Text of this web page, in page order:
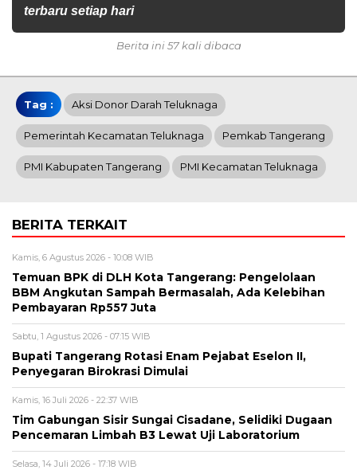
terbaru setiap hari
Berita ini 57 kali dibaca
Tag : Aksi Donor Darah Teluknaga
Pemerintah Kecamatan Teluknaga Pemkab Tangerang
PMI Kabupaten Tangerang PMI Kecamatan Teluknaga
BERITA TERKAIT
Kamis, 6 Agustus 2026 - 10:08 WIB
Temuan BPK di DLH Kota Tangerang: Pengelolaan
BBM Angkutan Sampah Bermasalah, Ada Kelebihan
Pembayaran Rp557 Juta
Sabtu, 1 Agustus 2026 - 07:15 WIB
Bupati Tangerang Rotasi Enam Pejabat Eselon II,
Penyegaran Birokrasi Dimulai
Kamis, 16 Juli 2026 - 22:37 WIB
Tim Gabungan Sisir Sungai Cisadane, Selidiki Dugaan
Pencemaran Limbah B3 Lewat Uji Laboratorium
Selasa, 14 Juli 2026 - 17:18 WIB